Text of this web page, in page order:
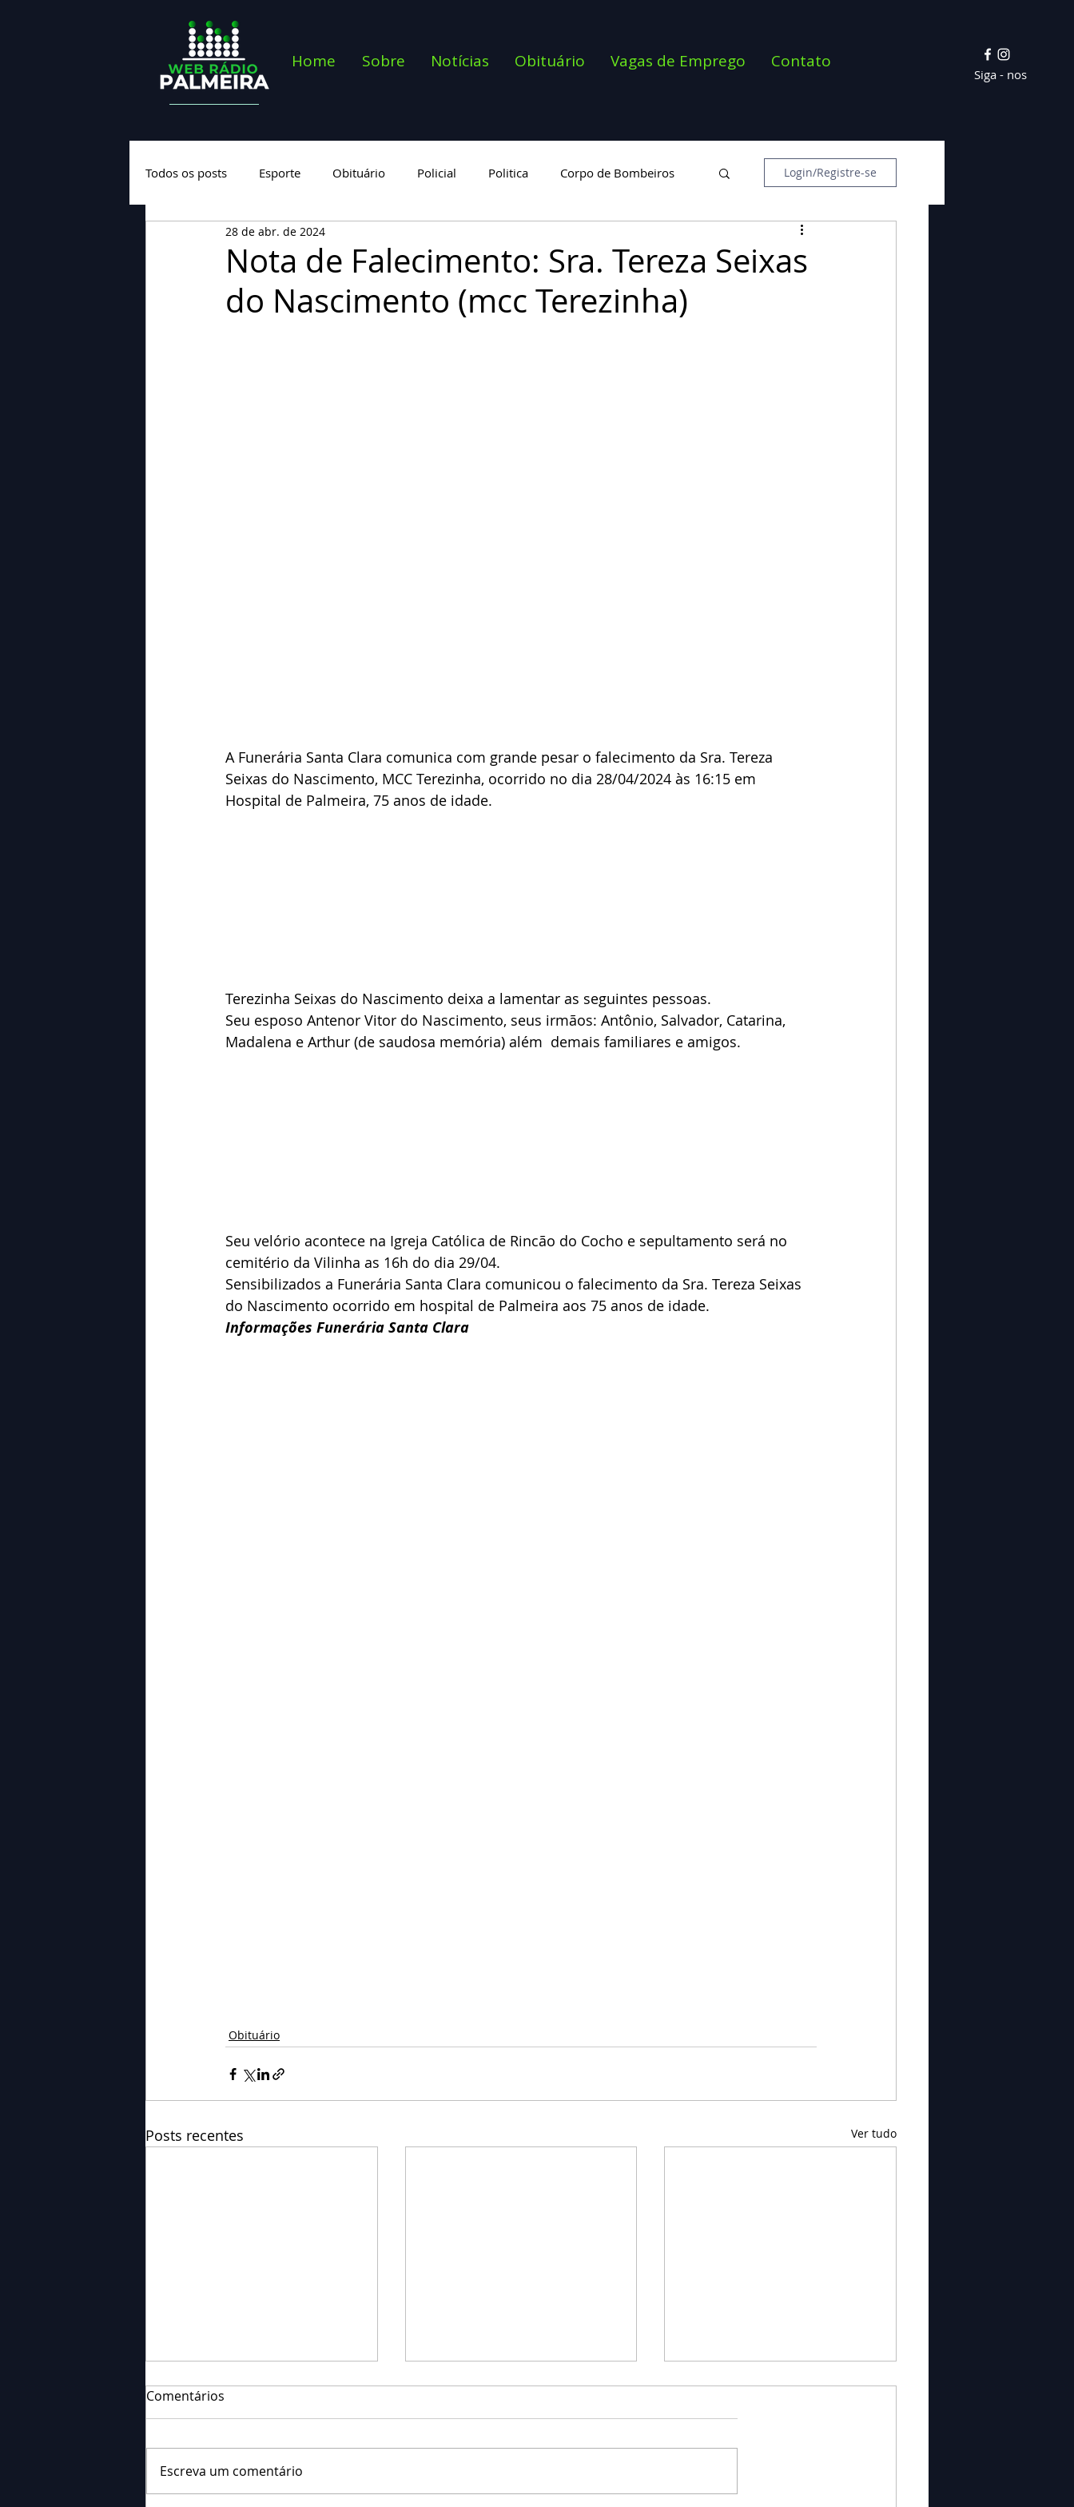
Home Sobre Notícias Obituário Vagas de Emprego Contato
Siga - nos
Todos os posts Esporte Obituário Policial Politica Corpo de Bombeiros
Geral Nova categoria
Login/Registre-se
Nota de Falecimento: Sra. Tereza Seixas
do Nascimento (mcc Terezinha)
28 de abr. de 2024
A Funerária Santa Clara comunica com grande pesar o falecimento da Sra. Tereza
Seixas do Nascimento, MCC Terezinha, ocorrido no dia 28/04/2024 às 16:15 em
Hospital de Palmeira, 75 anos de idade.
Terezinha Seixas do Nascimento deixa a lamentar as seguintes pessoas.
Seu esposo Antenor Vitor do Nascimento, seus irmãos: Antônio, Salvador, Catarina,
Madalena e Arthur (de saudosa memória) além  demais familiares e amigos.
Seu velório acontece na Igreja Católica de Rincão do Cocho e sepultamento será no
cemitério da Vilinha as 16h do dia 29/04.
Sensibilizados a Funerária Santa Clara comunicou o falecimento da Sra. Tereza Seixas
do Nascimento ocorrido em hospital de Palmeira aos 75 anos de idade.
Informações Funerária Santa Clara
Obituário
Posts recentes Ver tudo
Comentários
Escreva um comentário